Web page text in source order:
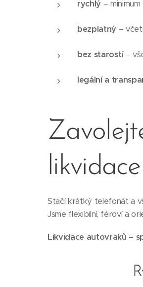
rychlý –
bezplatný –
bez starostí–
legální a
likvidace
Stačí krátký telefonát a
Jsme flexibilní, féroví a
Likvidace autovraků –